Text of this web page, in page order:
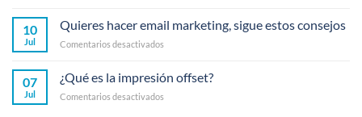
ejemplos
ambient
que
barreras
10
Jul
Quieres hacer email marketing, sigue estos consejos
Comentarios desactivados
email
marketing,
07
Jul
¿Qué es la impresión offset?
Comentarios desactivados